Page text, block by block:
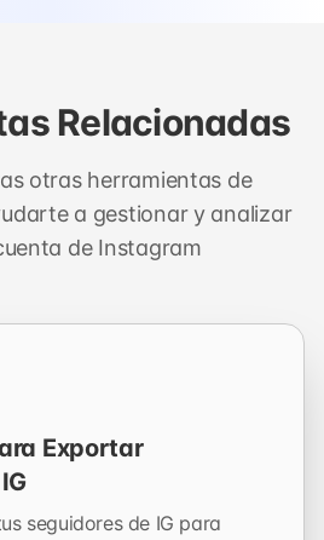
Relacionadas
otras herramientas de
a gestionar y analizar
de Instagram
Exportar
seguidores de IG para